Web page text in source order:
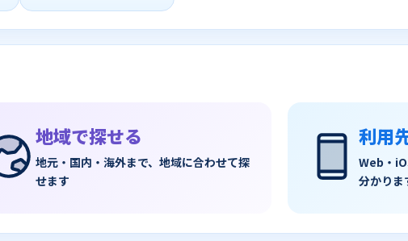
地域で探せる
地元・国内・海外まで、地域に合わせて探
せます
利用
Web・
分かりま